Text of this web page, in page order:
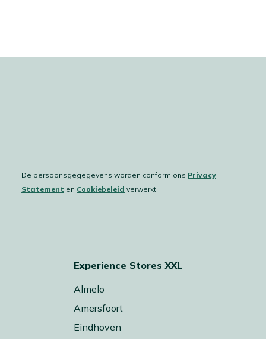
De persoonsgegegevens worden conform ons Privacy
Statement en Cookiebeleid verwerkt.
Experience Stores XXL
Almelo
Amersfoort
Eindhoven